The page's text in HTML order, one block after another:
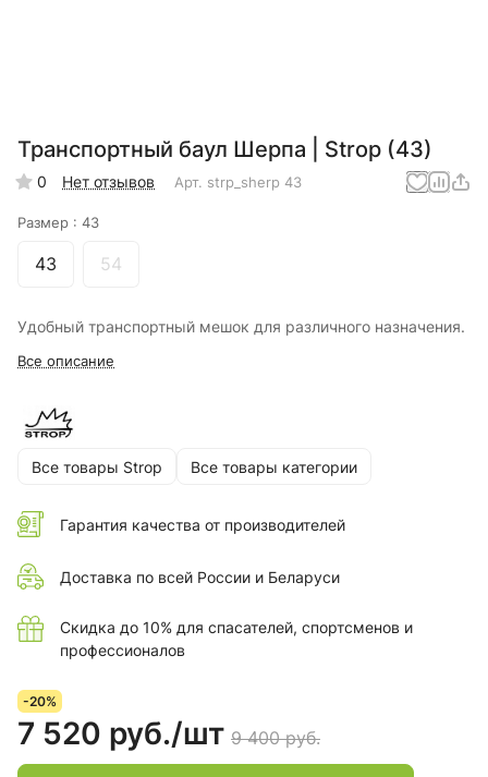
Транспортный баул Шерпа | Strop (43)
0 Нет отзывов Арт. strp_sherp 43
Размер : 43
43 54
Удобный транспортный мешок для различного назначения.
Все описание
Все товары Strop Все товары категории
Гарантия качества от производителей
Доставка по всей России и Беларуси
Скидка до 10% для спасателей, спортсменов и
профессионалов
-20%
7 520 руб./шт 9 400 руб.